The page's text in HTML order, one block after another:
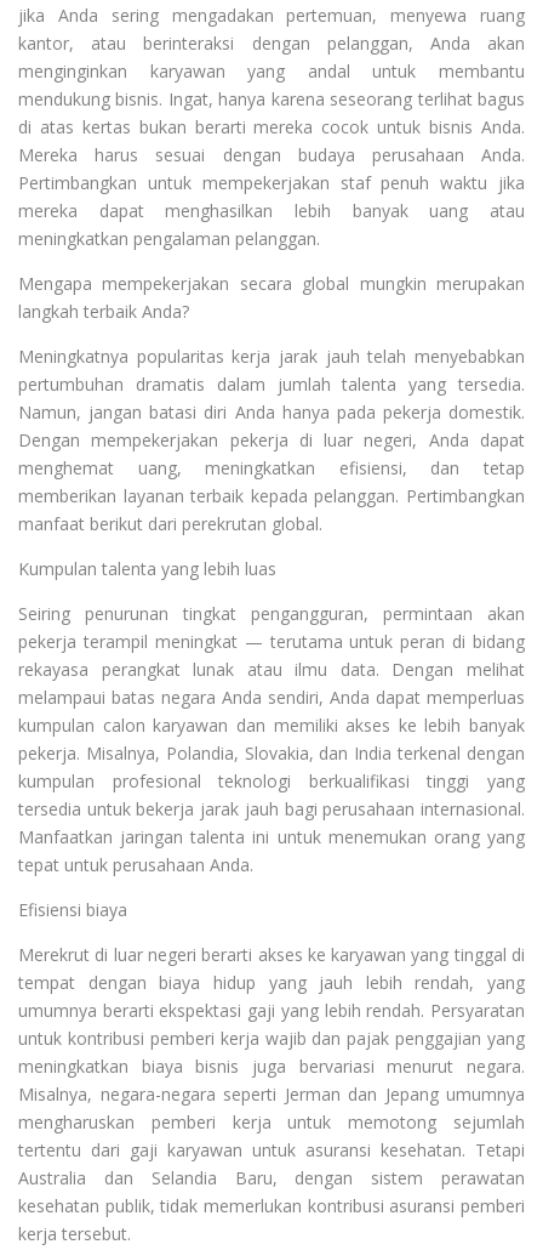
jika Anda sering mengadakan pertemuan, menyewa ruang
kantor, atau berinteraksi dengan pelanggan, Anda akan
menginginkan karyawan yang andal untuk membantu
mendukung bisnis. Ingat, hanya karena seseorang terlihat bagus
di atas kertas bukan berarti mereka cocok untuk bisnis Anda.
Mereka harus sesuai dengan budaya perusahaan Anda.
Pertimbangkan untuk mempekerjakan staf penuh waktu jika
mereka dapat menghasilkan lebih banyak uang atau
meningkatkan pengalaman pelanggan.
Mengapa mempekerjakan secara global mungkin merupakan
langkah terbaik Anda?
Meningkatnya popularitas kerja jarak jauh telah menyebabkan
pertumbuhan dramatis dalam jumlah talenta yang tersedia.
Namun, jangan batasi diri Anda hanya pada pekerja domestik.
Dengan mempekerjakan pekerja di luar negeri, Anda dapat
menghemat uang, meningkatkan efisiensi, dan tetap
memberikan layanan terbaik kepada pelanggan. Pertimbangkan
manfaat berikut dari perekrutan global.
Kumpulan talenta yang lebih luas
Seiring penurunan tingkat pengangguran, permintaan akan
pekerja terampil meningkat — terutama untuk peran di bidang
rekayasa perangkat lunak atau ilmu data. Dengan melihat
melampaui batas negara Anda sendiri, Anda dapat memperluas
kumpulan calon karyawan dan memiliki akses ke lebih banyak
pekerja. Misalnya, Polandia, Slovakia, dan India terkenal dengan
kumpulan profesional teknologi berkualifikasi tinggi yang
tersedia untuk bekerja jarak jauh bagi perusahaan internasional.
Manfaatkan jaringan talenta ini untuk menemukan orang yang
tepat untuk perusahaan Anda.
Efisiensi biaya
Merekrut di luar negeri berarti akses ke karyawan yang tinggal di
tempat dengan biaya hidup yang jauh lebih rendah, yang
umumnya berarti ekspektasi gaji yang lebih rendah. Persyaratan
untuk kontribusi pemberi kerja wajib dan pajak penggajian yang
meningkatkan biaya bisnis juga bervariasi menurut negara.
Misalnya, negara-negara seperti Jerman dan Jepang umumnya
mengharuskan pemberi kerja untuk memotong sejumlah
tertentu dari gaji karyawan untuk asuransi kesehatan. Tetapi
Australia dan Selandia Baru, dengan sistem perawatan
kesehatan publik, tidak memerlukan kontribusi asuransi pemberi
kerja tersebut.